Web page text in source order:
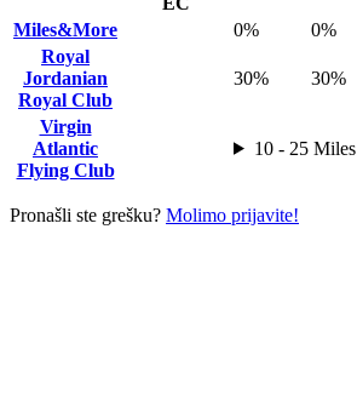
Miles&More 0% 0%
Royal
Jordanian
Royal Club
30% 30%
Virgin
Atlantic
Flying Club
10 - 25 Miles
Pronašli ste grešku? Molimo prijavite!